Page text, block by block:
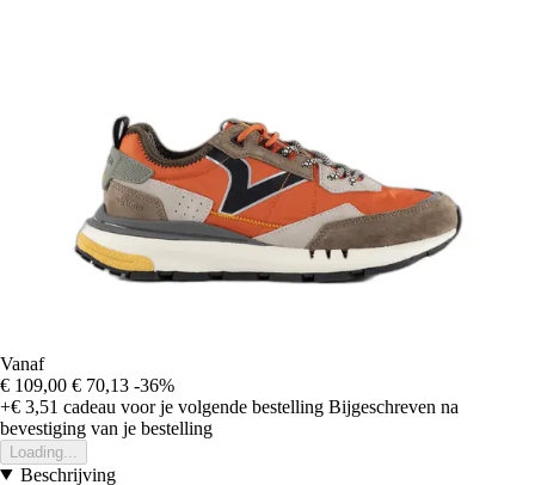
Vanaf
€ 109,00 € 70,13 -36%
+€ 3,51 cadeau voor je volgende bestelling Bijgeschreven na
bevestiging van je bestelling
Loading...
Beschrijving